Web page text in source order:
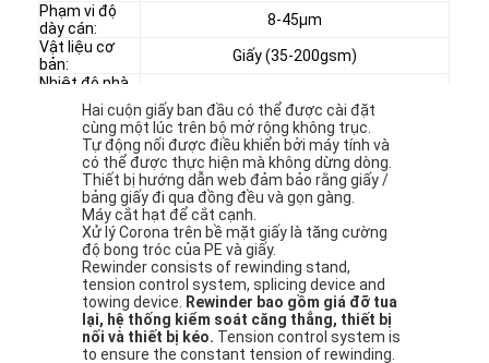
Nhà
Các sản phẩm
Về chúng tôi
Phạm vi độ
dày cán:
8-45μm
Vật liệu cơ
bản:
Giấy (35-200gsm)
Nhiệt độ nhà
cung cấp
15 ° -25 °
Nguồn cấp: 380V-50Hz (3 pha 5 dây)
Hai cuộn giấy ban đầu có thể được cài đặt
cùng một lúc trên bộ mở rộng không trục.
Tự động nối được điều khiển bởi máy tính và
có thể được thực hiện mà không dừng dòng.
Thiết bị hướng dẫn web đảm bảo rằng giấy /
bảng giấy đi qua đồng đều và gọn gàng.
Máy cắt hạt để cắt cạnh.
Xử lý Corona trên bề mặt giấy là tăng cường
độ bong tróc của PE và giấy.
Rewinder consists of rewinding stand,
tension control system, splicing device and
towing device.
Rewinder bao gồm giá đỡ tua
lại, hệ thống kiểm soát căng thẳng, thiết bị
nối và thiết bị kéo. Tension control system is
to ensure the constant tension of rewinding.